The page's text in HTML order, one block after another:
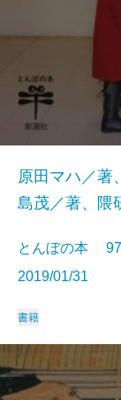
原田マハ／著
島茂／著、隈
とんぼの本
2019/01/31
書籍